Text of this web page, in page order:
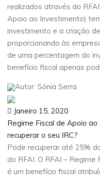
realizados através do
Apoio ao Investimento)
investimento e a criação
proporcionando às
de uma percentagem do
benefício fiscal apenas
Autor: Sónia Serra
Janeiro 15, 2020
Regime Fiscal de Apoio
recuperar o seu IRC?
Pode recuperar até 25%
do RFAI. O RFAI –
é um benefício fiscal